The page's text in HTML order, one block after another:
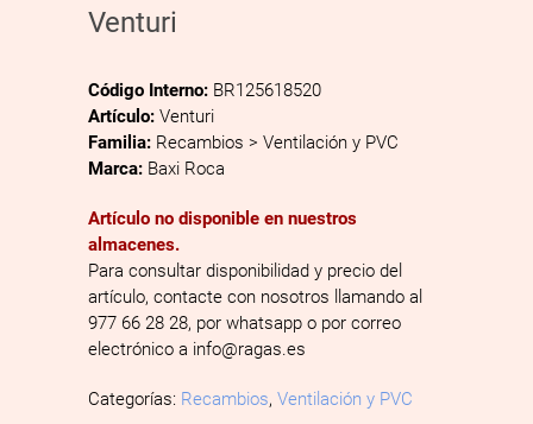
Venturi
Código Interno: BR125618520
Artículo: Venturi
Familia: Recambios > Ventilación y PVC
Marca: Baxi Roca
Artículo no disponible en nuestros
almacenes.
Para consultar disponibilidad y precio del
artículo, contacte con nosotros llamando al
977 66 28 28, por whatsapp o por correo
electrónico a info@ragas.es
Categorías: Recambios, Ventilación y PVC